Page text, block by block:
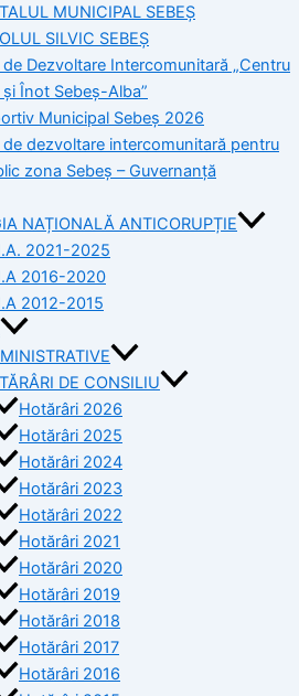
MUNICIPAL SEBEȘ
SILVIC SEBEȘ
Dezvoltare Intercomunitară „Centru
Înot Sebeș-Alba”
Municipal Sebeș 2026
dezvoltare intercomunitară pentru
zona Sebeș – Guvernanță
NAȚIONALĂ ANTICORUPȚIE
2021-2025
2016-2020
2012-2015
DE CONSILIU
Hotărâri 2026
Hotărâri 2025
Hotărâri 2024
Hotărâri 2023
Hotărâri 2022
Hotărâri 2021
Hotărâri 2020
Hotărâri 2019
Hotărâri 2018
Hotărâri 2017
Hotărâri 2016